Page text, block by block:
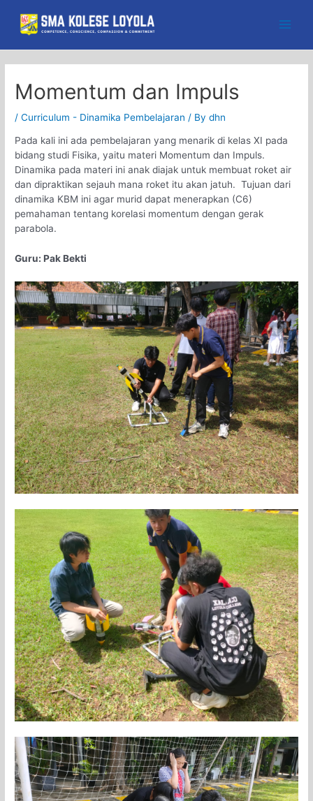
content
Momentum dan Impuls
/Curriculum - Dinamika Pembelajaran / Bydhn
Pada kali ini ada pembelajaran yang menarik di kelas XI pada
bidang studi Fisika, yaitu materi Momentum dan Impuls.
Dinamika pada materi ini anak diajak untuk membuat roket air
dan dipraktikan sejauh mana roket itu akan jatuh. Tujuan dari
dinamika KBM ini agar murid dapat menerapkan (C6)
pemahaman tentang korelasi momentum dengan gerak
parabola.
Guru: Pak Bekti